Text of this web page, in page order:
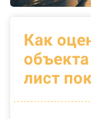
Как
лист